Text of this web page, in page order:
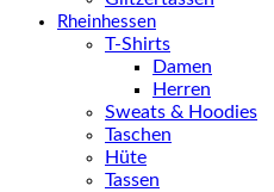
Rheinhessen
T-Shirts
Damen
Herren
Sweats & Hoodies
Taschen
Hüte
Tassen